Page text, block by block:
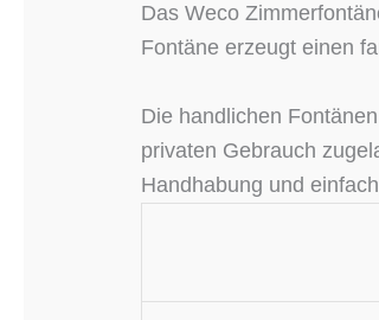
Das Weco
Fontäne erzeugt einen
Die handlichen
privaten Gebrauch
Handhabung und